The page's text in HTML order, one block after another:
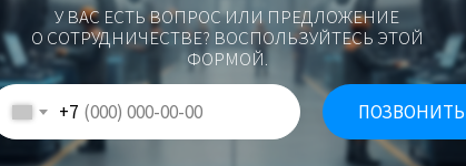
У ВАС ЕСТЬ ВОПРОС ИЛИ ПРЕДЛОЖЕНИЕ
О СОТРУДНИЧЕСТВЕ? ВОСПОЛЬЗУЙТЕСЬ ЭТОЙ
ФОРМОЙ.
+7 ПОЗВОНИТЬ